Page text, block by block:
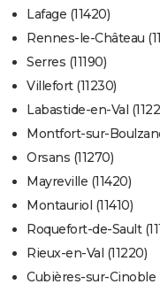
Lafage (11420)
Rennes-le-Château
Serres (11190)
Villefort (11230)
Labastide-en-Val
Montfort-sur-
Orsans (11270)
Mayreville (11420)
Montauriol (11410)
Roquefort-de-Sault
Rieux-en-Val (11220)
Cubières-sur-Cinoble